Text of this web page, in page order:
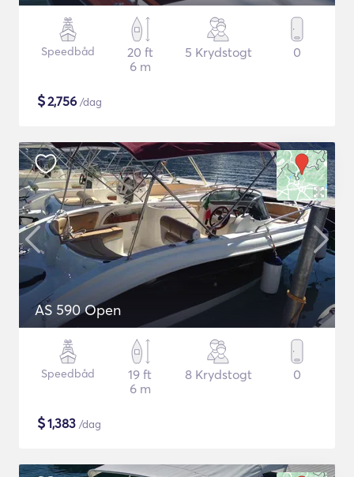
Speedbåd
20 ft
6 m
5 Krydstogt 0
$2,756 /dag
AS 590 Open
Speedbåd
19 ft
6 m
8 Krydstogt 0
$1,383 /dag